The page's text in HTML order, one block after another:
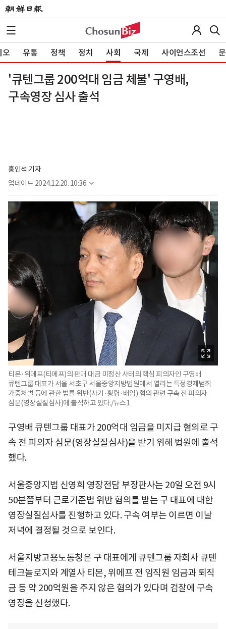
오 유통 정책 정치 사회 국제 사이언스조선
'큐텐그룹 200억대 임금 체불' 구영배,
구속영장 심사 출석
홍인석 기자
업데이트 2024.12.20. 10:36
티몬·위메프(티메프)의 판매 대금 미정산 사태의 핵심 피의자인 구영배
큐텐그룹 대표가 서울 서초구 서울중앙지방법원에서 열리는 특정경제범죄
가중처벌 등에 관한 법률 위반(사기·횡령·배임) 혐의 관련 구속 전 피의자
심문(영장실질심사)에 출석하고 있다./뉴스1
구영배 큐텐그룹 대표가 200억대 임금을 미지급 혐의로 구
속 전 피의자 심문(영장실질심사)을 받기 위해 법원에 출석
했다.
서울중앙지법 신영희 영장전담 부장판사는 20일 오전 9시
50분쯤부터 근로기준법 위반 혐의를 받는 구 대표에 대한
영장실질심사를 진행하고 있다. 구속 여부는 이르면 이날
저녁에 결정될 것으로 보인다.
서울지방고용노동청은 구 대표에게 큐텐그룹 자회사 큐텐
테크놀로지와 계열사 티몬, 위메프 전 임직원 임금과 퇴직
금 등 약 200억원을 주지 않은 혐의가 있다며 검찰에 구속
영장을 신청했다.